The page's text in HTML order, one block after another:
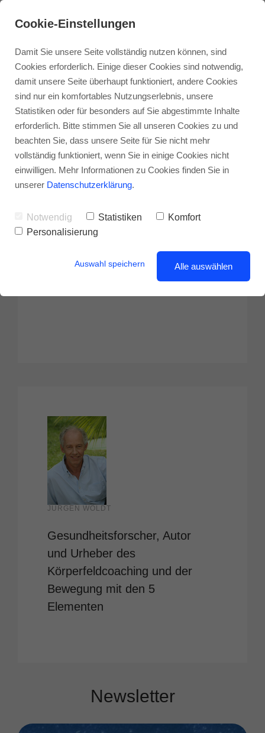
do it Akademie®
Unschärferelation
JÜRGEN WOLDT
Gesundheitsforscher, Autor
und Urheber des
Körperfeldcoaching und der
Bewegung mit den 5
Elementen
Newsletter
Cookie-Einstellungen
Damit Sie unsere Seite vollständig nutzen können, sind
Cookies erforderlich. Einige dieser Cookies sind notwendig,
damit unsere Seite überhaupt funktioniert, andere Cookies
sind nur ein komfortables Nutzungserlebnis, unsere
Statistiken oder für besonders auf Sie abgestimmte Inhalte
erforderlich. Bitte stimmen Sie all unseren Cookies zu und
beachten Sie, dass unsere Seite für Sie nicht mehr
vollständig funktioniert, wenn Sie in einige Cookies nicht
einwilligen. Mehr Informationen zu Cookies finden Sie in
unserer Datenschutzerklärung.
Notwendig Statistiken
Komfort
Personalisierung
Auswahl speichern Alle auswählen